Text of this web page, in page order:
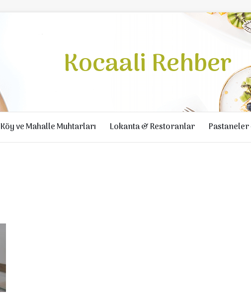
Kocaali Rehber
Köy ve Mahalle Muhtarları Lokanta & Restoranlar